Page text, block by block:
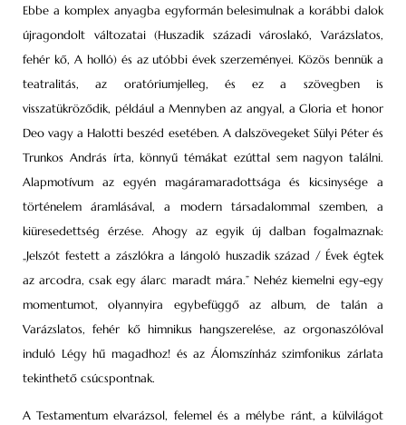
Ebbe a komplex anyagba egyformán belesimulnak a korábbi dalok
újragondolt változatai (Huszadik századi városlakó, Varázslatos,
fehér kő, A holló) és az utóbbi évek szerzeményei. Közös bennük a
teatralitás, az oratóriumjelleg, és ez a szövegben is
visszatükröződik, például a Mennyben az angyal, a Gloria et honor
Deo vagy a Halotti beszéd esetében. A dalszövegeket Sülyi Péter és
Trunkos András írta, könnyű témákat ezúttal sem nagyon találni.
Alapmotívum az egyén magáramaradottsága és kicsinysége a
történelem áramlásával, a modern társadalommal szemben, a
kiüresedettség érzése. Ahogy az egyik új dalban fogalmaznak:
„Jelszót festett a zászlókra a lángoló huszadik század / Évek égtek
az arcodra, csak egy álarc maradt mára.” Nehéz kiemelni egy-egy
momentumot, olyannyira egybefüggő az album, de talán a
Varázslatos, fehér kő himnikus hangszerelése, az orgonaszólóval
induló Légy hű magadhoz! és az Álomszínház szimfonikus zárlata
tekinthető csúcspontnak.
A Testamentum elvarázsol, felemel és a mélybe ránt, a külvilágot